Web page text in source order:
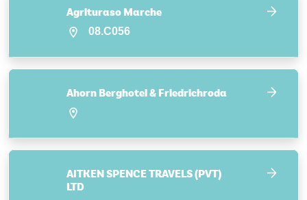
Agrituraso Marche
08.C056
Ahorn Berghotel & Friedrichroda
AITKEN SPENCE TRAVELS (PVT)
LTD